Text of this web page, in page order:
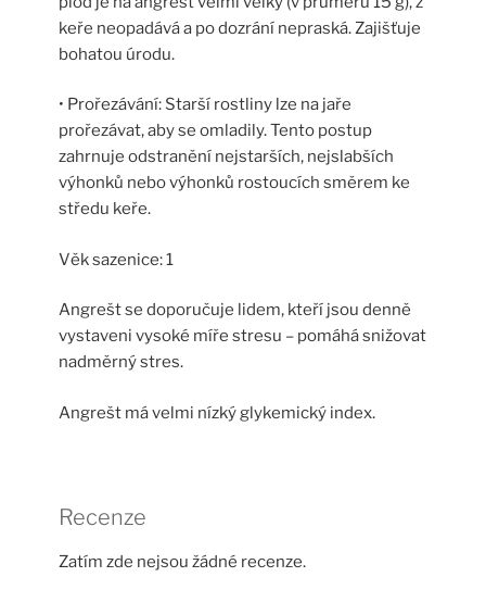
keře neopadává a po dozrání nepraská. Zajišťuje
bohatou úrodu.
• Prořezávání: Starší rostliny lze na jaře
prořezávat, aby se omladily. Tento postup
zahrnuje odstranění nejstarších, nejslabších
výhonků nebo výhonků rostoucích směrem ke
středu keře.
Věk sazenice: 1
Angrešt se doporučuje lidem, kteří jsou denně
vystaveni vysoké míře stresu – pomáhá snižovat
nadměrný stres.
Angrešt má velmi nízký glykemický index.
Recenze
Zatím zde nejsou žádné recenze.